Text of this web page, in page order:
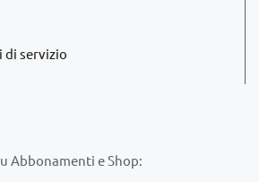
di servizio
Abbonamenti e Shop: